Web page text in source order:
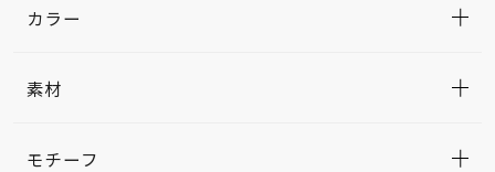
カラー
素材
モチーフ